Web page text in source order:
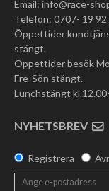
Email: info@race-
Telefon: 0707- 19 92
Öppettider
stängt.
Öppettider besök
Fre-Sön stängt.
Lunchstängt
NYHETSBREV
Registrera